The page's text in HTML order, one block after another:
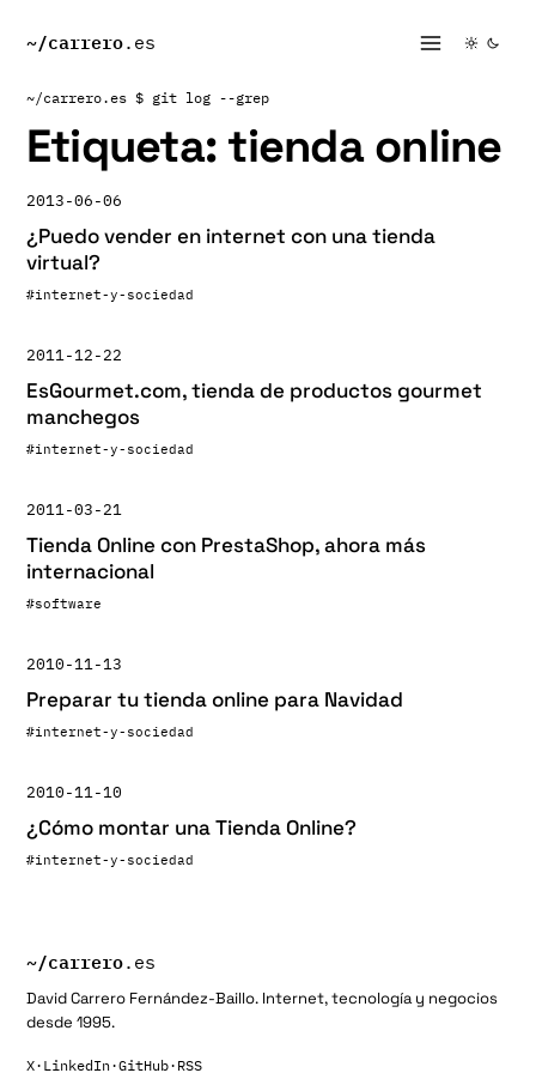
~/carrero.es
~/carrero.es $ git log --grep
Etiqueta: tienda online
2013-06-06
¿Puedo vender en internet con una tienda
virtual?
#internet-y-sociedad
2011-12-22
EsGourmet.com, tienda de productos gourmet
manchegos
#internet-y-sociedad
2011-03-21
Tienda Online con PrestaShop, ahora más
internacional
#software
2010-11-13
Preparar tu tienda online para Navidad
#internet-y-sociedad
2010-11-10
¿Cómo montar una Tienda Online?
#internet-y-sociedad
~/carrero.es
David Carrero Fernández-Baillo. Internet, tecnología y negocios
desde 1995.
X· LinkedIn·GitHub· RSS